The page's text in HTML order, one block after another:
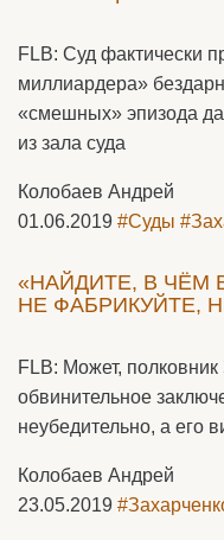
FLB: Суд фактически
миллиардера»
«смешных» эпизода
из зала суда
Колобаев Андрей
01.06.2019 #Суды
«НАЙДИТЕ, В ЧЁМ
НЕ ФАБРИКУЙТЕ,
FLB: Может,
обвинительное
неубедительно, а его
Колобаев Андрей
23.05.2019